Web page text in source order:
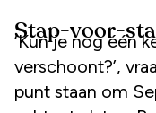
Stap-voor-
‘Kun je nog één keer voordoen hoe je zijn luier
verschoont?’,
punt staan om